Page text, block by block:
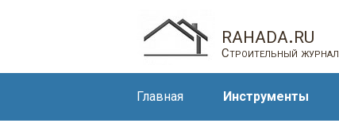
rahada.ru
Строительный журнал
Главная Инструменты